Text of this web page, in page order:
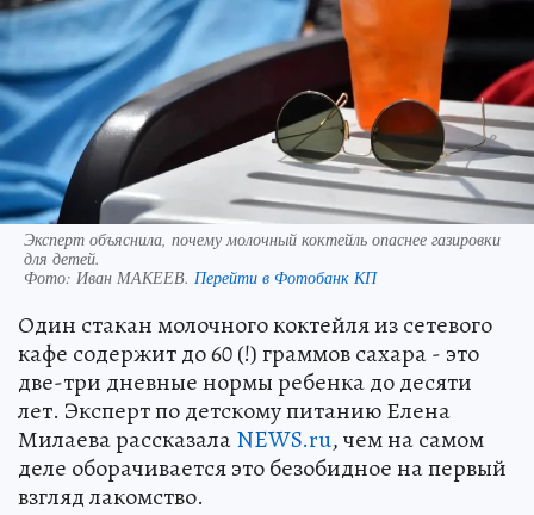
Эксперт объяснила, почему молочный коктейль опаснее газировки
для детей.
Фото: Иван МАКЕЕВ. Перейти в Фотобанк КП
Один стакан молочного коктейля из сетевого
кафе содержит до 60 (!) граммов сахара - это
две-три дневные нормы ребенка до десяти
лет. Эксперт по детскому питанию Елена
Милаева рассказалаNEWS.ru, чем на самом
деле оборачивается это безобидное на первый
взгляд лакомство.